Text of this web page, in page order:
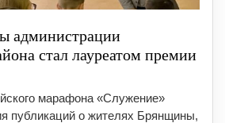
администрации
стал лауреатом премии
марафона «Служение»
публикаций о жителях Брянщины,